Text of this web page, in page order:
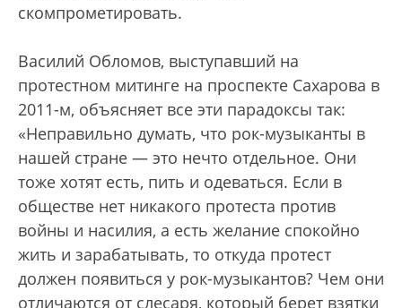
скомпрометировать.
Василий Обломов, выступавший на
протестном митинге на проспекте Сахарова в
2011-м, объясняет все эти парадоксы так:
«Неправильно думать, что рок-музыканты в
нашей стране — это нечто отдельное. Они
тоже хотят есть, пить и одеваться. Если в
обществе нет никакого протеста против
войны и насилия, а есть желание спокойно
жить и зарабатывать, то откуда протест
должен появиться у рок-музыкантов? Чем они
отличаются от слесаря, который берет взятки